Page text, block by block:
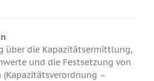
über die Kapazitätsermittlung,
und die Festsetzung von
(Kapazitätsverordnung –